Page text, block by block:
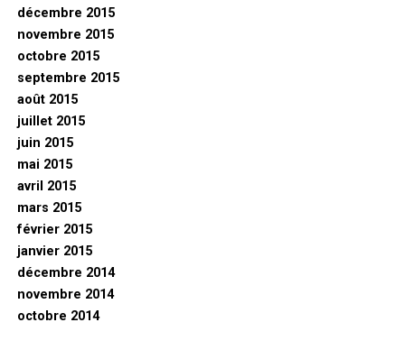
décembre 2015
novembre 2015
octobre 2015
septembre 2015
août 2015
juillet 2015
juin 2015
mai 2015
avril 2015
mars 2015
février 2015
janvier 2015
décembre 2014
novembre 2014
octobre 2014